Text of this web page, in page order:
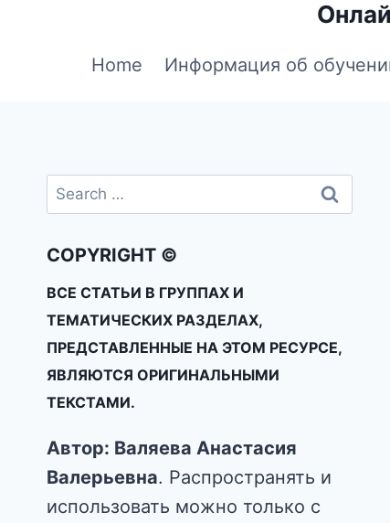
Home Информация об
COPYRIGHT ©
ВСЕ СТАТЬИ В ГРУППАХ И
ТЕМАТИЧЕСКИХ РАЗДЕЛАХ,
ПРЕДСТАВЛЕННЫЕ НА ЭТОМ РЕСУРСЕ,
ЯВЛЯЮТСЯ ОРИГИНАЛЬНЫМИ
ТЕКСТАМИ.
Автор: Валяева Анастасия
Валерьевна. Распространять и
использовать можно только с